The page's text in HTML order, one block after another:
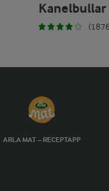
Kanelbullar
ARLA MAT – RECEPTAPP